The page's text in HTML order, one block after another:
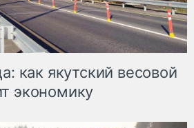
как якутский весовой
экономику